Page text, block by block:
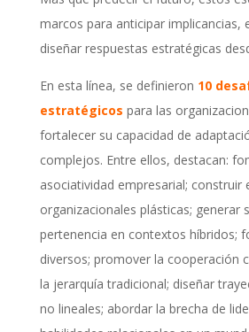
marcos para anticipar implicancias,
diseñar respuestas estratégicas
En esta línea, se definieron 10
estratégicos para las
fortalecer su capacidad de
complejos. Entre ellos, destacan:
asociatividad empresarial; construir
organizacionales plásticas; generar
pertenencia en contextos híbridos;
diversos; promover la cooperación
la jerarquía tradicional; diseñar
no lineales; abordar la brecha de